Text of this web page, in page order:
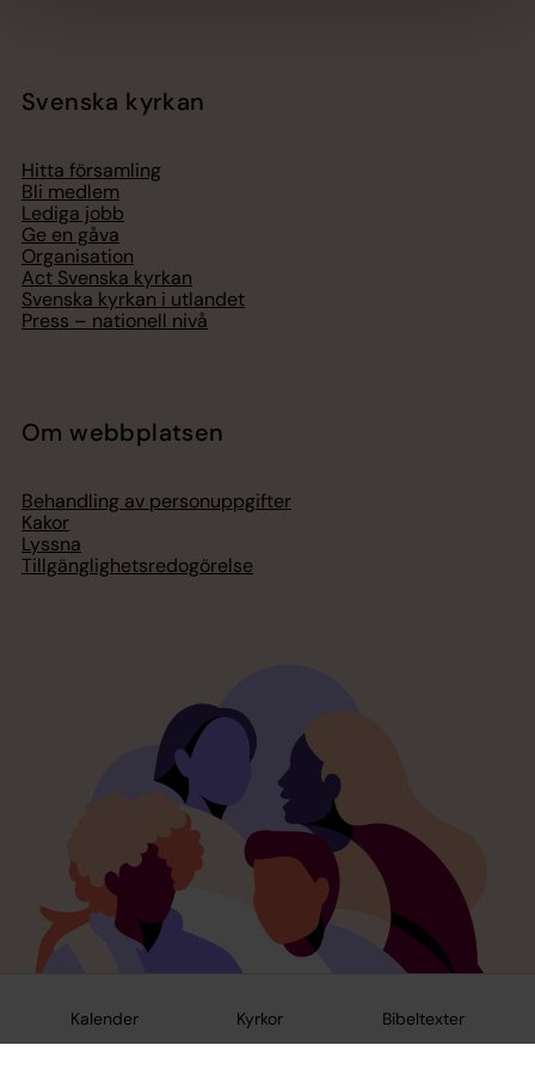
Kalender Kyrkor Bibeltexter
Svenska kyrkan
Hitta församling
Bli medlem
Lediga jobb
Ge en gåva
Organisation
Act Svenska kyrkan
Svenska kyrkan i utlandet
Press – nationell nivå
Om webbplatsen
Behandling av personuppgifter
Kakor
Lyssna
Tillgänglighetsredogörelse